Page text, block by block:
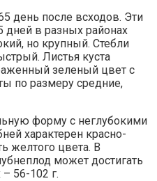
день после всходов. Эти
дней в разных районах
но крупный. Стебли
Листья куста
зеленый цвет с
по размеру средние,
форму с неглубокими
характерен красно-
желтого цвета. В
может достигать
56-102 г.